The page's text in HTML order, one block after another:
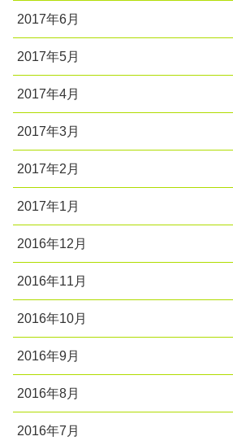
2017年6月
2017年5月
2017年4月
2017年3月
2017年2月
2017年1月
2016年12月
2016年11月
2016年10月
2016年9月
2016年8月
2016年7月